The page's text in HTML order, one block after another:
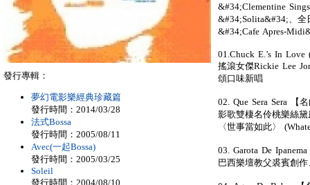
&#34;Clementine
&#34;Solita&#34;、全
&#34;Cafe Apres-
01.Chuck E.’s In
搖滾女傑Rickie Lee
頌口味新唱
02. Que Sera Sera 【
影歌雙棲名伶桃樂絲
〈世事當如此〉
03. Garota De
巴西樂壇教父裘賓創
發行專輯：
夢幻電影樂經典珍藏篇
發行時間：2014/03/28
法式Bossa
發行時間：2005/08/11
Avec(一起Bossa)
發行時間：2005/03/25
Soleil
發行時間：2004/08/10